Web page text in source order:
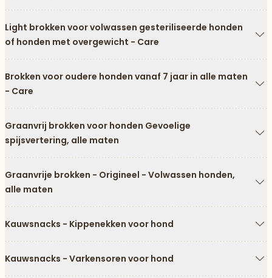
Light brokken voor volwassen gesteriliseerde honden
of honden met overgewicht - Care
Brokken voor oudere honden vanaf 7 jaar in alle maten
- Care
Graanvrij brokken voor honden Gevoelige
spijsvertering, alle maten
Graanvrije brokken - Origineel - Volwassen honden,
alle maten
Kauwsnacks - Kippenekken voor hond
Kauwsnacks - Varkensoren voor hond